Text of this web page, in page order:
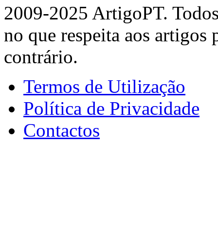
2009-2025 ArtigoPT.
no que respeita aos artigos
contrário.
Termos de Utilização
Política de Privacidade
Contactos